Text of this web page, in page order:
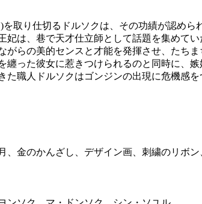
取り仕切るドルソクは、その功績が認めら
は、巷で天才仕立師として話題を集めて
らの美的センスと才能を発揮させ、たちま
纏った彼女に惹きつけられるのと同時に、
た職人ドルソクはゴンジンの出現に危機感
、金のかんざし、デザイン画、刺繍のリボン